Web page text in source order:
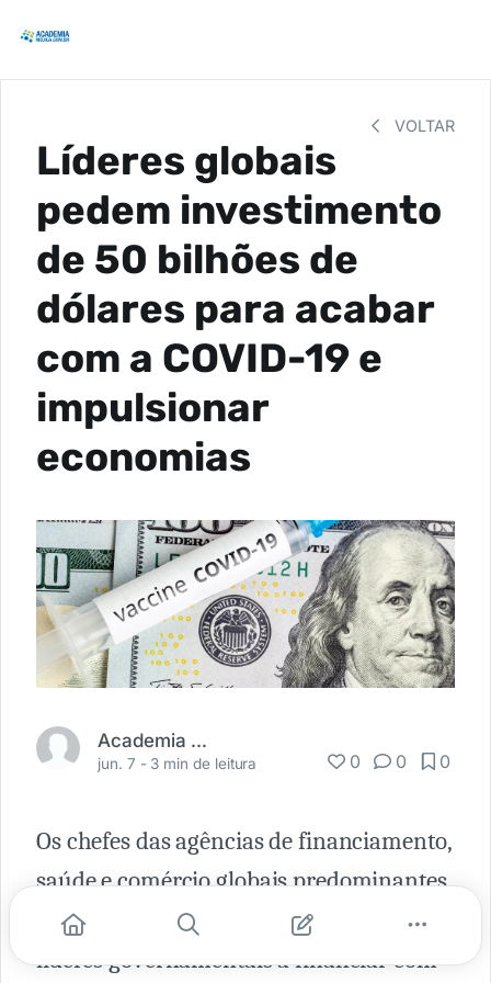
VOLTAR
Líderes globais
pedem investimento
de 50 bilhões de
dólares para acabar
com a COVID-19 e
impulsionar
economias
Academia Médica
jun. 7 - 3 min de leitura 0 0 0
Os chefes das agências de financiamento,
saúde e comércio globais predominantes
no mundo se uniram para exortar os
líderes governamentais a financiar com